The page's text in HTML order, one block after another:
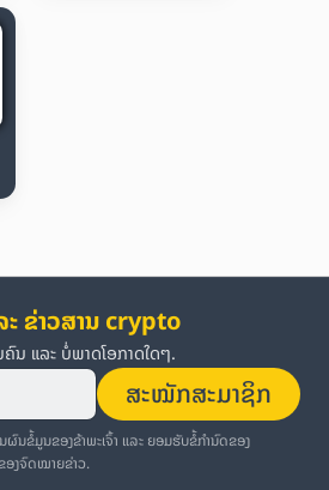
ຂ່າວສານ crypto
ແລະ ບໍ່ພາດໂອກາດໃດໆ.
ສະໝັກສະມາຊິກ
ຜົນຂໍ້ມູນຂອງຂ້າພະເຈົ້າ ແລະ ຍອມຮັບຂໍ້ກຳນົດຂອງ
ຂອງຈົດໝາຍຂ່າວ.